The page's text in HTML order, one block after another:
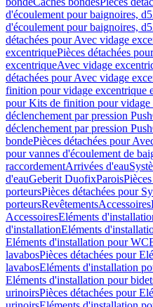
d'écoulement pour baignoires,
d'écoulement pour baignoires,
détachées pour Avec vidage
excentriquePièces détachées
excentriqueAvec vidage
détachées pour Avec vidage
finition pour vidage excentrique
pour Kits de finition pour vidage
déclenchement par pression
déclenchement par pression
bondePièces détachées pour
pour vannes d'écoulement de
raccordementArrivées d'eau
d'eauGeberit DuofixParois
porteursPièces détachées pour
porteursRevêtementsAccessoires
AccessoiresEléments
d'installationEléments
Eléments d'installation pour WC
lavabosPièces détachées pour
lavabosEléments d'installation
Eléments d'installation pour
urinoirsPièces détachées pour